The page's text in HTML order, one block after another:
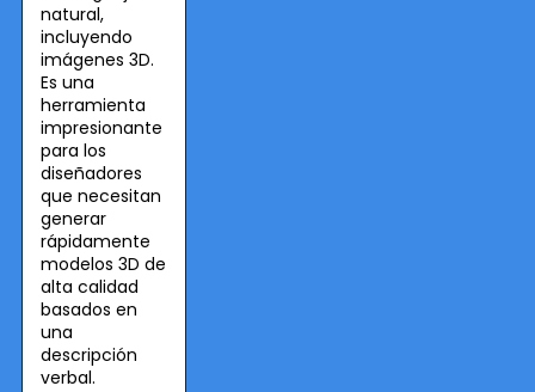
natural,
incluyendo
imágenes 3D.
Es una
herramienta
impresionante
para los
diseñadores
que necesitan
generar
rápidamente
modelos 3D de
alta calidad
basados en
una
descripción
verbal.